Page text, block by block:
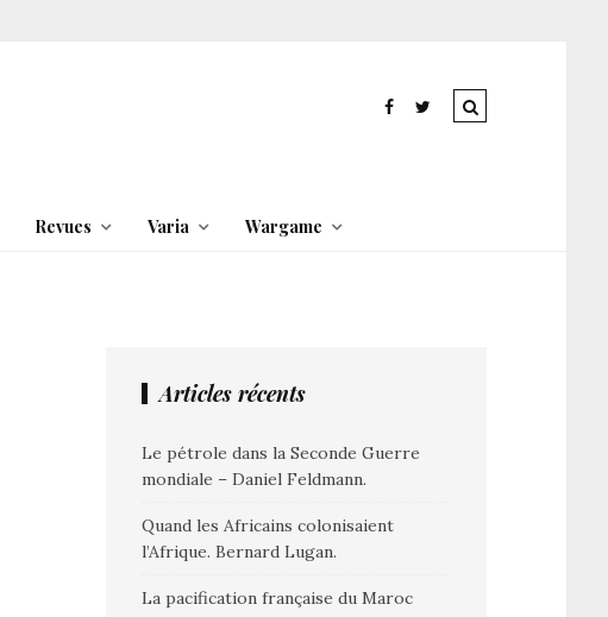
Revues Varia Wargame
Articles récents
Le pétrole dans la Seconde Guerre
mondiale – Daniel Feldmann.
Quand les Africains colonisaient
l’Afrique. Bernard Lugan.
La pacification française du Maroc